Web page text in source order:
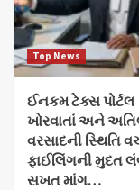
Top News
ઈનકમ ટેક્સ પોર્ટલ
ખોરવાતાં અને
વરસાદની સ્થિતિ
ફાઈલિંગની મુદત
સખત માંગ…